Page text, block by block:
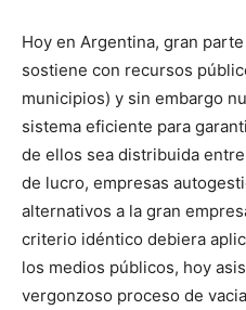
Hoy en Argentina, gran
sostiene con recursos
municipios) y sin embargo
sistema eficiente para
de ellos sea distribuida
de lucro, empresas
alternativos a la gran
criterio idéntico debiera
los medios públicos, hoy
vergonzoso proceso de